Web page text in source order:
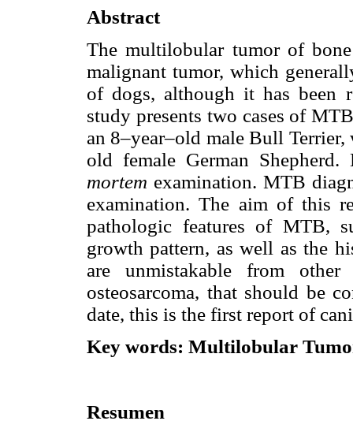
Abstract
The multilobular tumor of
malignant tumor, which
of dogs, although it has been
study presents two cases of
an 8–year–old male Bull Terrier,
old female German
mortem examination. MTB
examination. The aim of this
pathologic features of MTB,
growth pattern, as well as the
are unmistakable from other
osteosarcoma, that should be
date, this is the first report of
Key words: Multilobular
Resumen